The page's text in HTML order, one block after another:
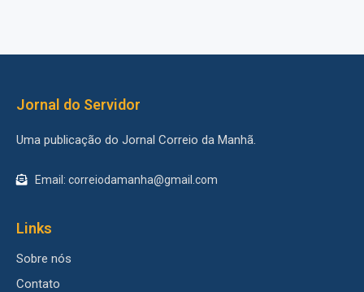
Jornal do Servidor
Uma publicação do Jornal Correio da Manhã.
Email: correiodamanha@gmail.com
Links
Sobre nós
Contato